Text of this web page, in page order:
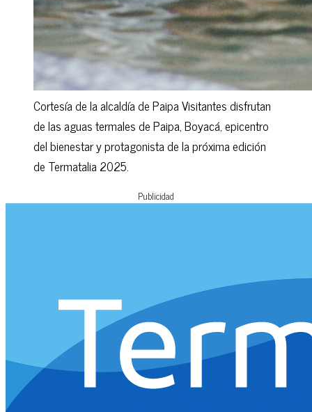
Cortesía de la alcaldía de Paipa Visitantes disfrutan
de las aguas termales de Paipa, Boyacá, epicentro
del bienestar y protagonista de la próxima edición
de Termatalia 2025.
Publicidad